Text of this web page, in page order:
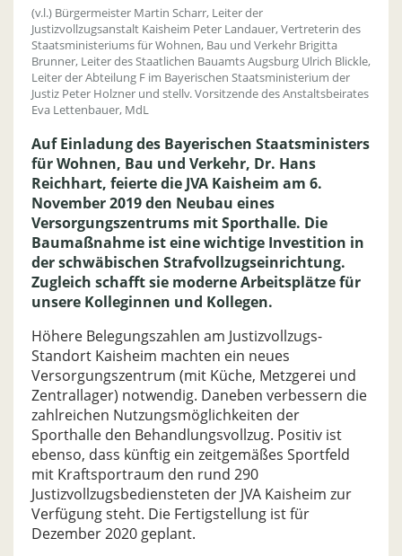
(v.l.) Bürgermeister Martin Scharr, Leiter der
Justizvollzugsanstalt Kaisheim Peter Landauer, Vertreterin des
Staatsministeriums für Wohnen, Bau und Verkehr Brigitta
Brunner, Leiter des Staatlichen Bauamts Augsburg Ulrich Blickle,
Leiter der Abteilung F im Bayerischen Staatsministerium der
Justiz Peter Holzner und stellv. Vorsitzende des Anstaltsbeirates
Eva Lettenbauer, MdL
Auf Einladung des Bayerischen Staatsministers
für Wohnen, Bau und Verkehr, Dr. Hans
Reichhart, feierte die JVA Kaisheim am 6.
November 2019 den Neubau eines
Versorgungszentrums mit Sporthalle. Die
Baumaßnahme ist eine wichtige Investition in
der schwäbischen Strafvollzugseinrichtung.
Zugleich schafft sie moderne Arbeitsplätze für
unsere Kolleginnen und Kollegen.
Höhere Belegungszahlen am Justizvollzugs-
Standort Kaisheim machten ein neues
Versorgungszentrum (mit Küche, Metzgerei und
Zentrallager) notwendig. Daneben verbessern die
zahlreichen Nutzungsmöglichkeiten der
Sporthalle den Behandlungsvollzug. Positiv ist
ebenso, dass künftig ein zeitgemäßes Sportfeld
mit Kraftsportraum den rund 290
Justizvollzugsbediensteten der JVA Kaisheim zur
Verfügung steht. Die Fertigstellung ist für
Dezember 2020 geplant.